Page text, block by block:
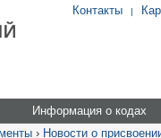
Контакты |
Информация о кодах
› Новости о